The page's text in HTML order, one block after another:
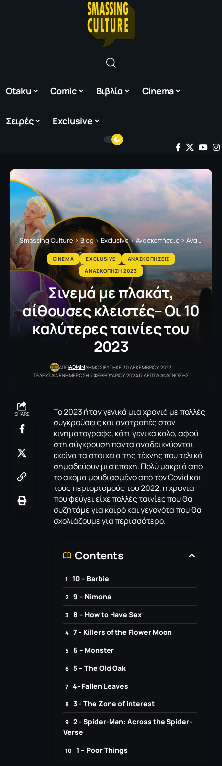
Otaku Comic Βιβλία Cinema
Σειρές Exclusive
Smassing Culture > Blog> Exclusive>Ανασκοπήσεις > Ανασκόπηση 2023
CINEMA EXCLUSIVE
ΑΝΑΣΚΟΠΗΣΕΙΣ
ΑΝΑΣΚΟΠΗΣΗ 2023
Σινεμά με πλακάτ,
αίθουσες κλειστές– Οι 10
καλύτερες ταινίες του
2023
ΑΠΟADMINΔΗΜΟΣΙΕΥΤΗΚΕ 30 ΔΕΚΕΜΒΡΙΟΥ 2023
ΤΕΛΕΥΤΑΙΑ ΕΝΗΜΕΡΩΣΗ 7 ΦΕΒΡΟΥΑΡΙΟΥ 202417 ΛΕΠΤΑ ΑΝΑΓΝΩΣΗΣ
SHARE
Το 2023 ήταν γενικά μια χρονιά με πολλές
συγκρούσεις και ανατροπές στον
κινηματογράφο, κάτι γενικά καλό, αφού
στη σύγκρουση πάντα αναδεικνύονται
εκείνα τα στοιχεία της τέχνης που τελικά
σημαδεύουν μια εποχή. Πολύ μακριά από
το ακόμα μουδιασμένο από τον Covid και
τους περιορισμούς του 2022, η χρονιά
που φεύγει είχε πολλές ταινίες που θα
συζητάμε για καιρό και γεγονότα που θα
σχολιάζουμε για περισσότερο.
Contents
10 – Βarbie
9 – Νimona
8 – How to Have Sex
7 - Killers of the Flower Moon
6 – Monster
5 – The Old Oak
4- Fallen Leaves
3 - The Zone of Interest
2 - Spider-Man: Αcross the Spider-
Verse
1 – Poor Things